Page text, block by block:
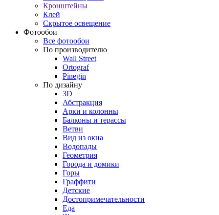
Кронштейны
Клей
Скрытое освещение
Фотообои
Все фотообои
По производителю
Wall Street
Ortograf
Pinegin
По дизайну
3D
Абстракция
Арки и колонны
Балконы и терассы
Ветви
Вид из окна
Водопады
Геометрия
Города и домики
Горы
Граффити
Детские
Достопримечательности
Еда